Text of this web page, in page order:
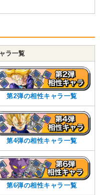
ラ一覧
第2弾の相性キャラ一覧
第4弾の相性キャラ一覧
第6弾の相性キャラ一覧